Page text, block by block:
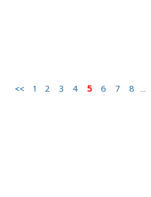
<< 1 2 3 4 5 6 7 8 ...